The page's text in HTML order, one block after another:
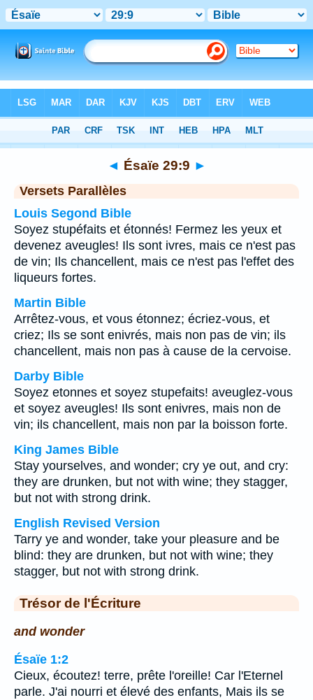
Chapitre 29> Verset 9
◄ Ésaïe 29:9 ►
Versets Parallèles
Louis Segond Bible
Soyez stupéfaits et étonnés! Fermez les yeux et
devenez aveugles! Ils sont ivres, mais ce n'est pas
de vin; Ils chancellent, mais ce n'est pas l'effet des
liqueurs fortes.
Martin Bible
Arrêtez-vous, et vous étonnez; écriez-vous, et
criez; Ils se sont enivrés, mais non pas de vin; ils
chancellent, mais non pas à cause de la cervoise.
Darby Bible
Soyez etonnes et soyez stupefaits! aveuglez-vous
et soyez aveugles! Ils sont enivres, mais non de
vin; ils chancellent, mais non par la boisson forte.
King James Bible
Stay yourselves, and wonder; cry ye out, and cry:
they are drunken, but not with wine; they stagger,
but not with strong drink.
English Revised Version
Tarry ye and wonder, take your pleasure and be
blind: they are drunken, but not with wine; they
stagger, but not with strong drink.
Trésor de l'Écriture
and wonder
Ésaïe 1:2
Cieux, écoutez! terre, prête l'oreille! Car l'Eternel
parle. J'ai nourri et élevé des enfants, Mais ils se